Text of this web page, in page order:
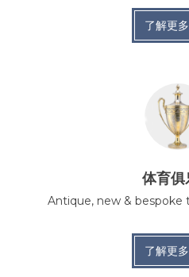
了解更
体育俱
Antique, new & bespoke
了解更